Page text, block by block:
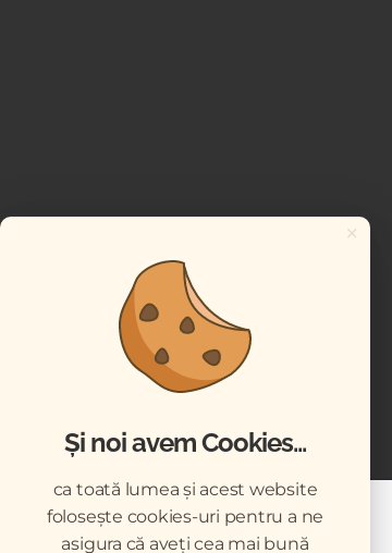
×
Și noi avem Cookies...
ca toată lumea și acest website
folosește cookies-uri pentru a ne
asigura că aveți cea mai bună